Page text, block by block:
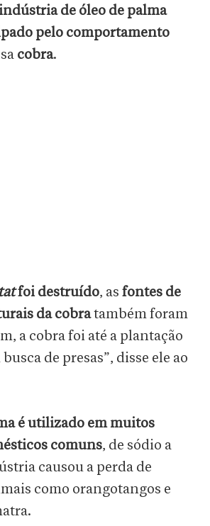
de óleo de palma
pelo comportamento
cobra.
foi destruído, as fontes de
da cobratambém foram
a cobra foi até a plantação
de presas”, disse ele ao
é utilizado em muitos
comuns, de sódio a
causou a perda de
como orangotangos e